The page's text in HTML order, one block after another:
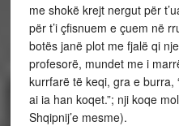
me shokë krejt nergut për
për t’i çfisnuem e çuem në
botës janë plot me fjalë qi
profesorë, mundet me i
kurrfarë të keqi, gra e burra,
ai ia han koqet.”; nji koqe
Shqipnij’e mesme).